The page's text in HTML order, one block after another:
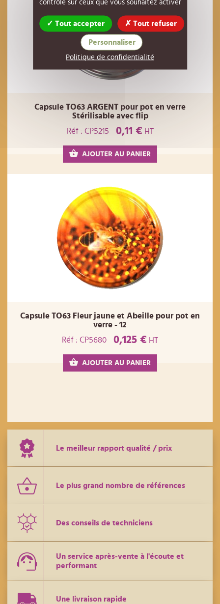
Capsule TO63 ARGENT pour pot en verre
Stérilisable avec flip
Réf : CP5215
0,11 € HT
AJOUTER AU PANIER
Capsule TO63 Fleur jaune et Abeille pour pot en
verre - 12
Réf : CP5680
0,125 € HT
AJOUTER AU PANIER
Le meilleur rapport qualité / prix
Le plus grand nombre de références
Des conseils de techniciens
Un service après-vente à l'écoute et
performant
Une livraison rapide
contrôle sur ceux que vous souhaitez activer
Tout accepter Tout refuser
Personnaliser
Politique de confidentialité